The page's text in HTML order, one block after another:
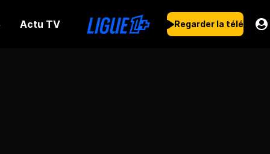
Actu TV Regarder la télé